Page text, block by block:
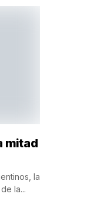
mitad
la
la...